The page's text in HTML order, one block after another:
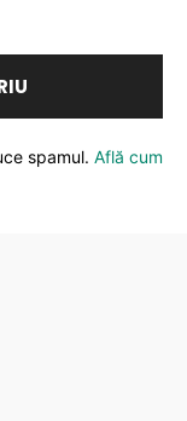
spamul. Află cum